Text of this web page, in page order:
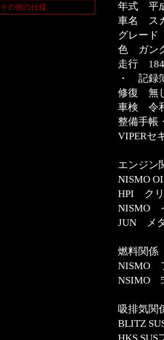
その他の仕様
年式 平
車名 ス
グレー
色 ガン
走行
・ 記録
修復 無
車検 令
整備手帳
VIPERセ
エンジン
NISMO
HPI クリ
NISMO
JUN メ
燃料関係
NISMO
NSIMO
吸排気関
BLITZ